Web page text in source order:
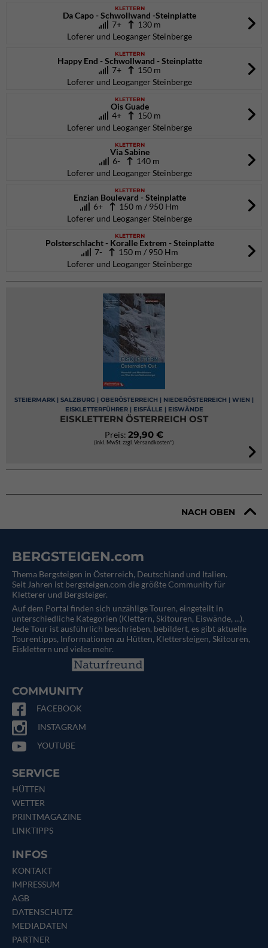
KLETTERN
Da Capo - Schwollwand -Steinplatte
7+ 130 m
Loferer und Leoganger Steinberge
KLETTERN
Happy End - Schwollwand - Steinplatte
7+ 150 m
Loferer und Leoganger Steinberge
KLETTERN
Ois Guade
4+ 150 m
Loferer und Leoganger Steinberge
KLETTERN
Via Sabine
6-
140 m
Loferer und Leoganger Steinberge
KLETTERN
Enzian Boulevard - Steinplatte
6+
150 m / 950 Hm
Loferer und Leoganger Steinberge
KLETTERN
Polsterschlacht - Koralle Extrem - Steinplatte
7- 150 m / 950 Hm
Loferer und Leoganger Steinberge
STEIERMARK | SALZBURG | OBERÖSTERREICH | NIEDERÖSTERREICH | WIEN |
EISKLETTERFÜHRER | EISFÄLLE | EISWÄNDE
EISKLETTERN ÖSTERREICH OST
Preis: 29,90 €
(inkl. MwSt. zzgl. Versandkosten*)
NACH OBEN
BERGSTEIGEN.com
Thema Bergsteigen in Österreich, Deutschland und Italien.
Seit Jahren ist bergsteigen.com die größte Community für
Kletterer und Bergsteiger.
Auf dem Portal finden sich unzählige Touren, eingeteilt in
unterschiedliche Kategorien (Klettern, Skitouren, Eiswände, ...).
Jede Tour ist ausführlich beschrieben, bebildert, es gibt aktuelle
Tourentipps, Informationen zu Hütten, Klettersteigen, Skitouren,
Eisklettern und vieles mehr.
COMMUNITY
FACEBOOK
INSTAGRAM
YOUTUBE
SERVICE
HÜTTEN
WETTER
PRINTMAGAZINE
LINKTIPPS
INFOS
KONTAKT
IMPRESSUM
AGB
DATENSCHUTZ
MEDIADATEN
PARTNER